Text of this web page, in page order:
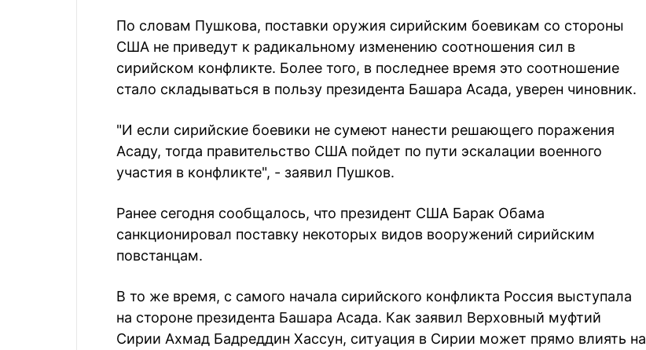
По словам Пушкова, поставки оружия сирийским боевикам со стороны
США не приведут к радикальному изменению соотношения сил в
сирийском конфликте. Более того, в последнее время это соотношение
стало складываться в пользу президента Башара Асада, уверен чиновник.
"И если сирийские боевики не сумеют нанести решающего поражения
Асаду, тогда правительство США пойдет по пути эскалации военного
участия в конфликте", - заявил Пушков.
Ранее сегодня сообщалось, что президент США Барак Обама
санкционировал поставку некоторых видов вооружений сирийским
повстанцам.
В то же время, с самого начала сирийского конфликта Россия выступала
на стороне президента Башара Асада. Как заявил Верховный муфтий
Сирии Ахмад Бадреддин Хассун, ситуация в Сирии может прямо влиять на